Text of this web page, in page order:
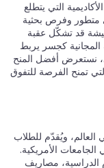
التي يتطلع
متطور وفرص بحثية
قد تشكّل عقبة
المجانية كجسر يربط
نستعرض أفضل المنح
تمنح الفرصة للتفوق
العالم، ويُقدّم للطلاب
الأمريكية.
الدراسية، مصاريف